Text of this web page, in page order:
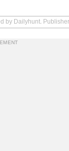
by Dailyhunt.